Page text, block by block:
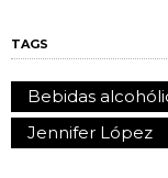
TAGS
Bebidas
Jennifer López